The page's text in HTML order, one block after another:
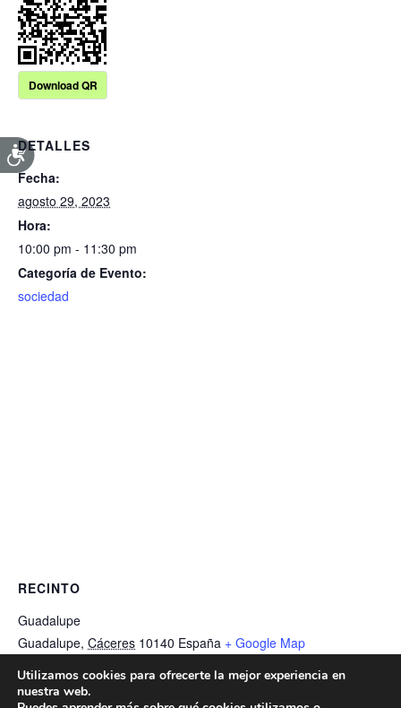
Download QR
DETALLES
Fecha:
agosto 29, 2023
Hora:
10:00 pm - 11:30 pm
Categoría de Evento:
sociedad
RECINTO
Guadalupe
Guadalupe, Cáceres 10140 España + Google Map
927367006
Utilizamos cookies para ofrecerte la mejor experiencia en
nuestra web.